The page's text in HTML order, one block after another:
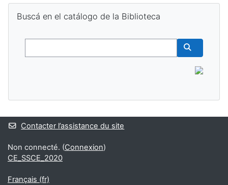
Buscá en el catálogo de la Biblioteca
Buscar
Contacter l’assistance du site
Non connecté. (Connexion)
CE_SSCE_2020
Français ‎(fr)‎